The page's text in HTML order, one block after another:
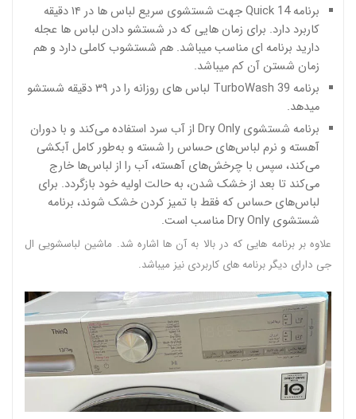
برنامه Quick 14 جهت شستشوی سریع لباس ها در ۱۴ دقیقه
کاربرد دارد. برای زمان هایی که در شستشو دادن لباس ها عجله
دارید برنامه ای مناسب میباشد‌. هم شستشوب کاملی دارد و هم
زمان شستن آن کم میباشد.
برنامه TurboWash 39 لباس های روزانه را در ۳۹ دقیقه شستشو
میدهد.
برنامه شستشوی Dry Only از آب سرد استفاده می‌کند و با دوران
آهسته و نرم لباس‌های حساس را شسته و به‌طور کامل آبکشی
می‌کند، سپس با چرخش‌های آهسته، آب را از لباس‌ها خارج
می‌کند تا بعد از خشک شدن، به حالت اولیه خود بازگردد. برای
لباس‌های حساس که فقط با تمیز کردن خشک شوند، برنامه
شستشوی Dry Only مناسب است.
علاوه بر برنامه هایی که در بالا به آن ها اشاره شد. ماشین لباسشویی ال
جی دارای دیگر برنامه های کاربردی نیز میباشد.